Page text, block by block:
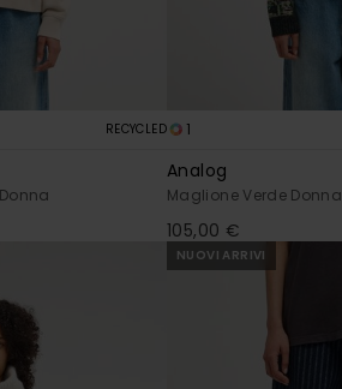
RECYCLED 1
Analog
Maglione Verde Donna
105,00 €
NUOVI ARRIVI